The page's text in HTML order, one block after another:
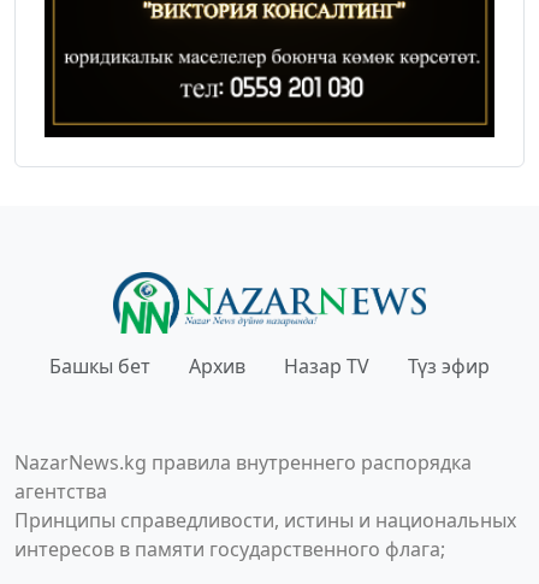
Башкы бет Архив Назар TV Түз эфир
NazarNews.kg правила внутреннего распорядка
агентства
Принципы справедливости, истины и национальных
интересов в памяти государственного флага;